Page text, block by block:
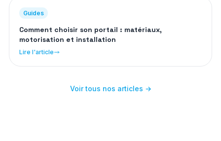
Guides
Comment choisir son portail : matériaux,
motorisation et installation
Lire l'article
Voir tous nos articles →